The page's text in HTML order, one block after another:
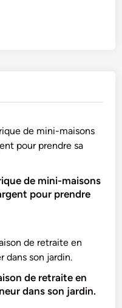
de mini-maisons
pour prendre
de retraite en
dans son jardin.